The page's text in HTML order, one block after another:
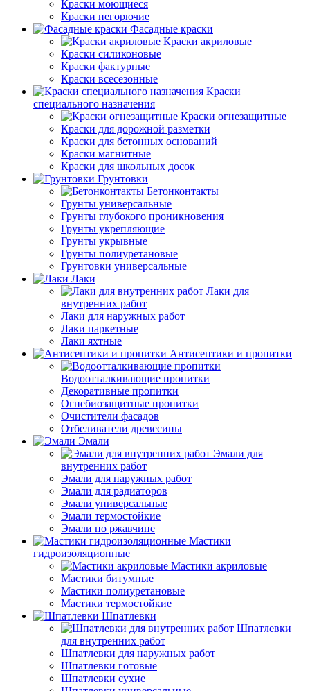
Краски моющиеся
Краски негорючие
Фасадные краски
Краски акриловые
Краски силиконовые
Краски фактурные
Краски всесезонные
Краски
специального назначения
Краски огнезащитные
Краски для дорожной разметки
Краски для бетонных оснований
Краски магнитные
Краски для школьных досок
Грунтовки
Бетонконтакты
Грунты универсальные
Грунты глубокого проникновения
Грунты укрепляющие
Грунты укрывные
Грунты полиуретановые
Грунтовки универсальные
Лаки
Лаки для
внутренних работ
Лаки для наружных работ
Лаки паркетные
Лаки яхтные
Антисептики и пропитки
Водоотталкивающие пропитки
Декоративные пропитки
Огнебиозащитные пропитки
Очистители фасадов
Отбеливатели древесины
Эмали
Эмали для
внутренних работ
Эмали для наружных работ
Эмали для радиаторов
Эмали универсальные
Эмали термостойкие
Эмали по ржавчине
Мастики
гидроизоляционные
Мастики акриловые
Мастики битумные
Мастики полиуретановые
Мастики термостойкие
Шпатлевки
Шпатлевки
для внутренних работ
Шпатлевки для наружных работ
Шпатлевки готовые
Шпатлевки сухие